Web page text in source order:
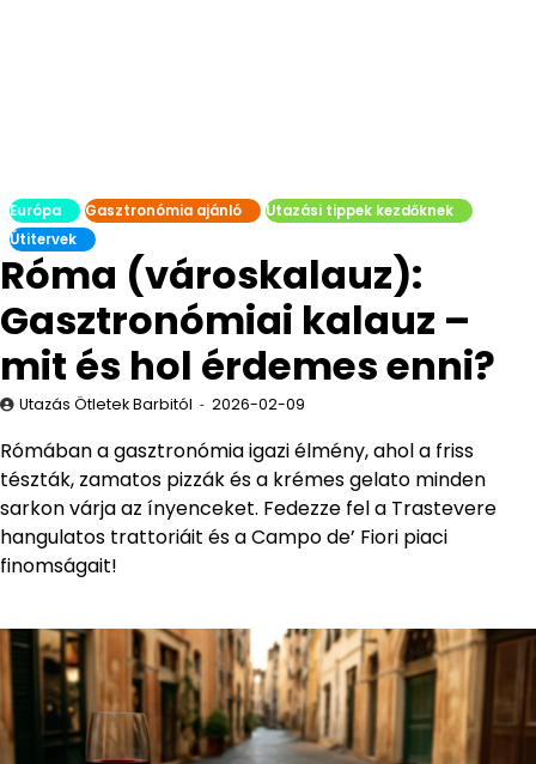
Európa Gasztronómia ajánló
Utazási tippek kezdőknek
Útitervek
Róma (városkalauz):
Gasztronómiai kalauz –
mit és hol érdemes enni?
Utazás Ötletek Barbitól 2026-02-09
Rómában a gasztronómia igazi élmény, ahol a friss
tészták, zamatos pizzák és a krémes gelato minden
sarkon várja az ínyenceket. Fedezze fel a Trastevere
hangulatos trattoriáit és a Campo de’ Fiori piaci
finomságait!